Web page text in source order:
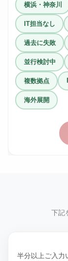
横浜・神奈川
IT担当なし
過去に失敗
並行検討中
複数拠点
海外展開
下記
半分以上ご入力